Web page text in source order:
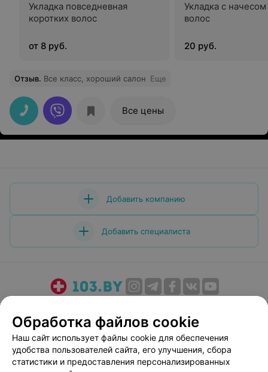
Укладка повседневная
коротких волос
от 8 руб.
Укладка с
волос
20 руб.
Отзыв. Все класс, хороший салон Еще
Все цены
Добавить компанию
Добавить специалиста
Медицинский маркетинг
Публичный договор
Пользовательское соглашение
Способы оплаты
Вакансии
Партнеры
Обработка файлов cookie
Наш сайт использует файлы cookie для обеспечения
удобства пользователей сайта, его улучшения, сбора
статистики и предоставления персонализированных